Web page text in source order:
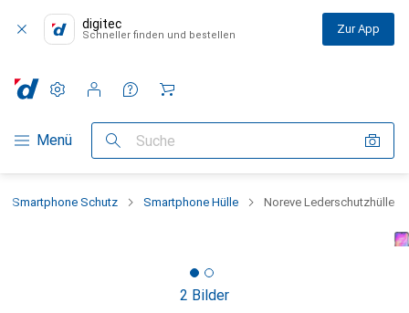
digitec
Schneller finden und bestellen Zur App
Navigation nach Kategorien
Menü Suche
Einstellungen
Kundenkonto
Vergleichslisten
Merklisten
Warenkorb
Smartphone Schutz Smartphone Hülle Noreve Lederschutzhülle
2 Bilder